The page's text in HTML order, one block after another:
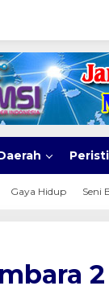
Gaya Hidup Seni
2